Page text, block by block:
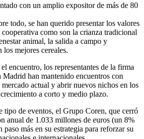
con un amplio expositor de más de 80
todo, se han querido presentar los valores
como son la crianza tradicional
animal, la salida a campo y
mejores cereales.
encuentro, los representantes de la firma
Madrid han mantenido encuentros con
actual y abrir nuevos nichos en los
a corto y medio plazo.
tipo de eventos, el Grupo Coren, que cerró
anual de 1.033 millones de euros (un 8%
paso más en su estrategia para reforzar su